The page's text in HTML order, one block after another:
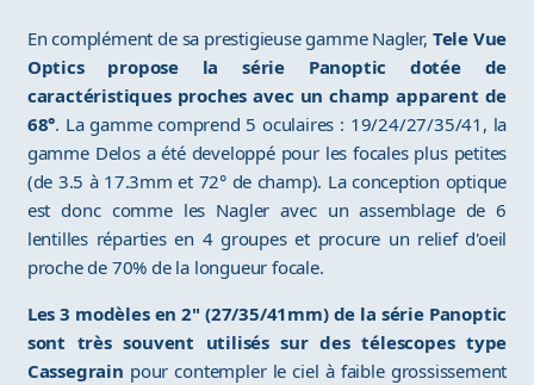
En complément de sa prestigieuse gamme Nagler, Tele Vue
Optics propose la série Panoptic dotée de
caractéristiques proches avec un champ apparent de
68°. La gamme comprend 5 oculaires : 19/24/27/35/41, la
gamme Delos a été developpé pour les focales plus petites
(de 3.5 à 17.3mm et 72° de champ). La conception optique
est donc comme les Nagler avec un assemblage de 6
lentilles réparties en 4 groupes et procure un relief d'oeil
proche de 70% de la longueur focale.
Les 3 modèles en 2" (27/35/41mm) de la série Panoptic
sont très souvent utilisés sur des télescopes type
Cassegrain pour contempler le ciel à faible grossissement